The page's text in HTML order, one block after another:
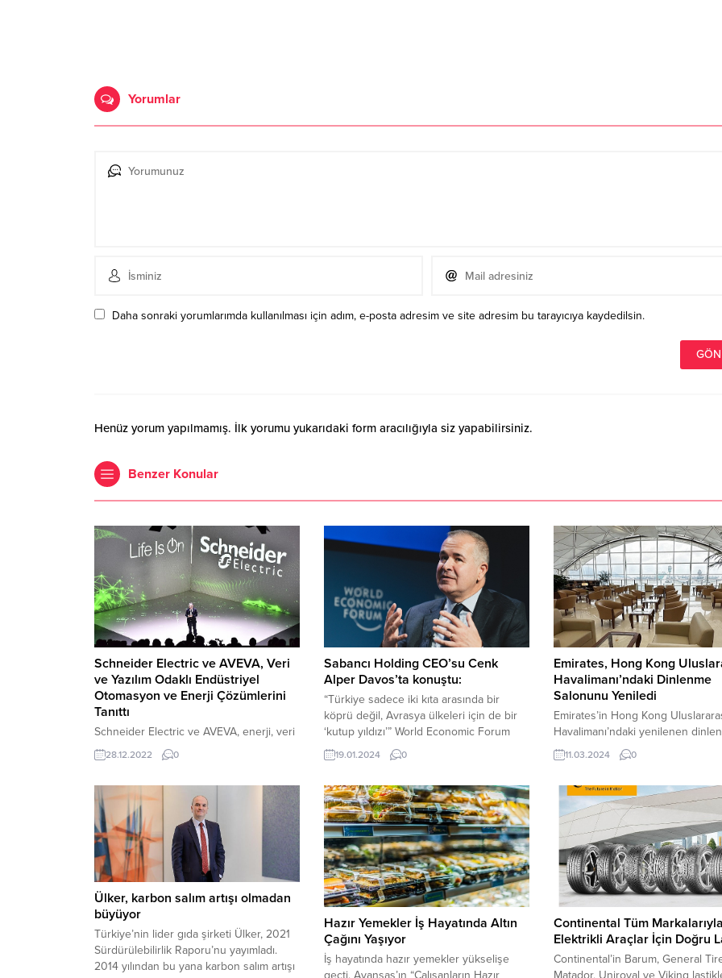
Yorumlar
Daha sonraki yorumlarımda kullanılması için adım, e-posta adresim ve site adresim bu tarayıcıya kaydedilsin.
Henüz yorum yapılmamış. İlk yorumu yukarıdaki form aracılığıyla siz yapabilirsiniz.
Benzer Konular
Schneider Electric ve AVEVA, Veri
ve Yazılım Odaklı Endüstriyel
Otomasyon ve Enerji Çözümlerini
Tanıttı
Schneider Electric ve AVEVA, enerji, veri
ve yazılımın gücünü birleştirerek
dünyanın dört bir yanında mükemmel
yaratıyor. Bu alandaki deneyimi ve
teknolojiyi Türkiye’nin dijitalleşme,
otomasyon ve sürdürülebilirlik alanındaki
dönüşümünün hizmetine sunmaya
odaklanan Schneider Electric bu
kapsamda özel bir etkinlik düzenledi.
Gerçekleştirilen buluşmada 300’e yakın
farklı sektörden üst...
28.12.2022 0
Sabancı Holding CEO’su Cenk
Alper Davos’ta konuştu:
“Türkiye sadece iki kıta arasında bir
köprü değil, Avrasya ülkeleri için de bir
‘kutup yıldızı’” World Economic Forum
(WEF – Dünya Ekonomik Forumu)
tarafından her yıl geleneksel olarak
“Güveni Yeniden İnşa Etmek” (Rebuilding
Trust) temasıyla İsviçre’de gerçekleşti.
Kamu, özel sektör, sivil toplum ve
akademi dünyasından 3 bine...
19.01.2024 0
Emirates, Hong Kong
Havalimanı’ndaki Dinlenme
Salonunu Yeniledi
Emirates’in Hong Kong
Havalimanı’ndaki yenilenen
salonu, bu ay göz kamaştırıcı
yolcularına kapılarını açtı. Yeniden
Hong Kong’dan Dubai’ye günlük
direkt uçuşunda ve Bangkok
üçüncü günlük uçuşunda
premium yolcularını, uçuş
sıcak bir şekilde karşılayarak
aşan bir deneyim sunuyor. 7.
11.03.2024 0
Ülker, karbon salım artışı olmadan
büyüyor
Türkiye’nin lider gıda şirketi Ülker, 2021
Sürdürülebilirlik Raporu’nu yayımladı.
2014 yılından bu yana karbon salım artışı
Hazır Yemekler İş Hayatında Altın
Çağını Yaşıyor
İş hayatında hazır yemekler yükselişe
Continental Tüm
Elektrikli Araçlar İçin Doğru
Continental’in Barum, General